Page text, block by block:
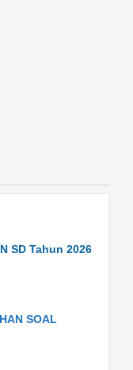
SD Tahun 2026
SOAL